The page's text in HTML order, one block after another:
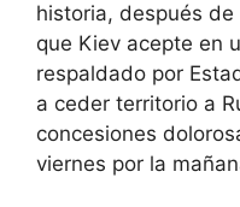
historia, después
que Kiev acepte en
respaldado por
a ceder territorio a
concesiones
viernes por la